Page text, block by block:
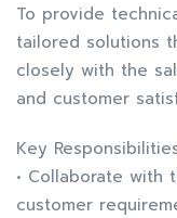
To provide
tailored solutions
closely with the
and customer
Key
• Collaborate with
customer